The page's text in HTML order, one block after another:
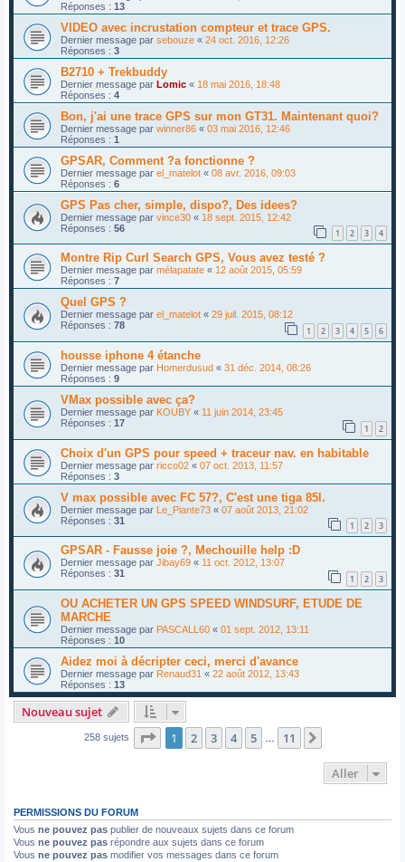
Réponses : 13
VIDEO avec incrustation compteur et trace GPS.
Dernier message par sebouze « 24 oct. 2016, 12:26
Réponses : 3
B2710 + Trekbuddy
Dernier message par Lomic « 18 mai 2016, 18:48
Réponses : 4
Bon, j'ai une trace GPS sur mon GT31. Maintenant quoi?
Dernier message par winner86 « 03 mai 2016, 12:46
Réponses : 1
GPSAR, Comment ?a fonctionne ?
Dernier message par el_matelot « 08 avr. 2016, 09:03
Réponses : 6
GPS Pas cher, simple, dispo?, Des idees?
Dernier message par vince30 « 18 sept. 2015, 12:42
Réponses : 56 1 2 3 4
Montre Rip Curl Search GPS, Vous avez testé ?
Dernier message par mélapatate « 12 août 2015, 05:59
Réponses : 7
Quel GPS ?
Dernier message par el_matelot « 29 juil. 2015, 08:12
Réponses : 78 1 2 3 4 5 6
housse iphone 4 étanche
Dernier message par Homerdusud « 31 déc. 2014, 08:26
Réponses : 9
VMax possible avec ça?
Dernier message par KOUBY « 11 juin 2014, 23:45
Réponses : 17 1 2
Choix d'un GPS pour speed + traceur nav. en habitable
Dernier message par ricco02 « 07 oct. 2013, 11:57
Réponses : 3
V max possible avec FC 57?, C'est une tiga 85l.
Dernier message par Le_Piante73 « 07 août 2013, 21:02
Réponses : 31 1 2 3
GPSAR - Fausse joie ?, Mechouille help :D
Dernier message par Jibay69 « 11 oct. 2012, 13:07
Réponses : 31 1 2 3
OU ACHETER UN GPS SPEED WINDSURF, ETUDE DE
MARCHE
Dernier message par PASCALL60 « 01 sept. 2012, 13:11
Réponses : 10
Aidez moi à décripter ceci, merci d'avance
Dernier message par Renaud31 « 22 août 2012, 13:43
Réponses : 13
Nouveau sujet
258 sujets Page 1sur11
1 2 3 4 5 11
Aller
PERMISSIONS DU FORUM
Vous ne pouvez pas publier de nouveaux sujets dans ce forum
Vous ne pouvez pas répondre aux sujets dans ce forum
Vous ne pouvez pas modifier vos messages dans ce forum